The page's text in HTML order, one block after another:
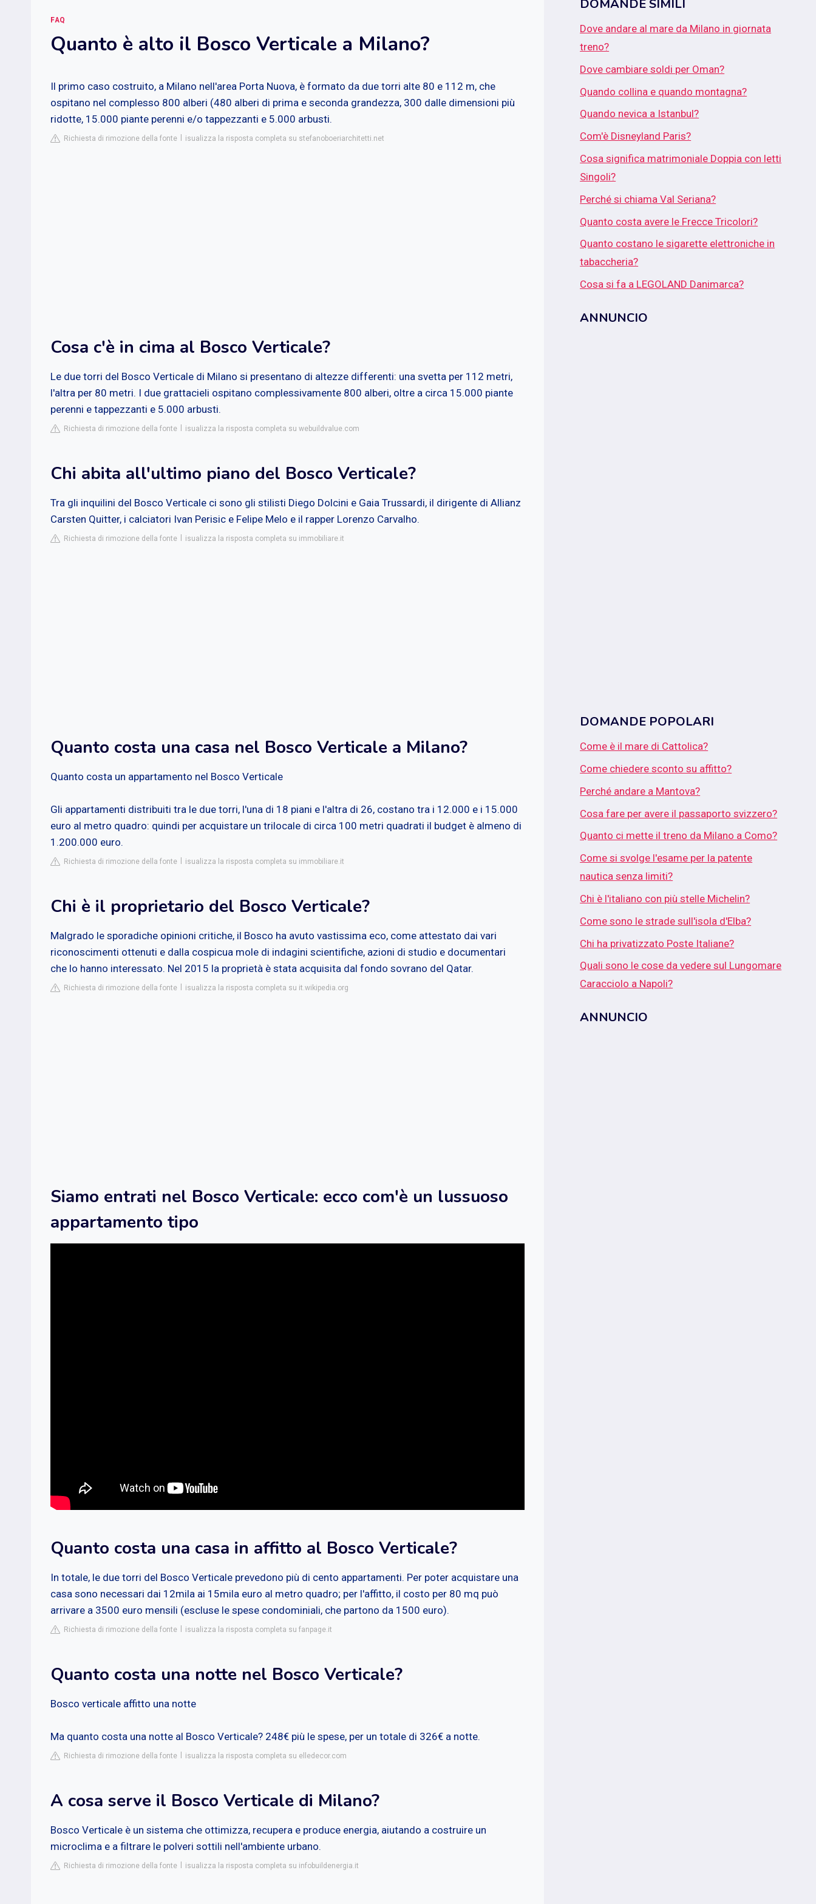
FAQ
Quanto è alto il Bosco Verticale a Milano?
Il primo caso costruito, a Milano nell'area Porta Nuova, è formato da due torri alte 80 e 112 m, che
ospitano nel complesso 800 alberi (480 alberi di prima e seconda grandezza, 300 dalle dimensioni più
ridotte, 15.000 piante perenni e/o tappezzanti e 5.000 arbusti.
Richiesta di rimozione della fonte isualizza la risposta completa su stefanoboeriarchitetti.net
Cosa c'è in cima al Bosco Verticale?
Le due torri del Bosco Verticale di Milano si presentano di altezze differenti: una svetta per 112 metri,
l'altra per 80 metri. I due grattacieli ospitano complessivamente 800 alberi, oltre a circa 15.000 piante
perenni e tappezzanti e 5.000 arbusti.
Richiesta di rimozione della fonte isualizza la risposta completa su webuildvalue.com
Chi abita all'ultimo piano del Bosco Verticale?
Tra gli inquilini del Bosco Verticale ci sono gli stilisti Diego Dolcini e Gaia Trussardi, il dirigente di Allianz
Carsten Quitter, i calciatori Ivan Perisic e Felipe Melo e il rapper Lorenzo Carvalho.
Richiesta di rimozione della fonte isualizza la risposta completa su immobiliare.it
Quanto costa una casa nel Bosco Verticale a Milano?
Quanto costa un appartamento nel Bosco Verticale
Gli appartamenti distribuiti tra le due torri, l'una di 18 piani e l'altra di 26, costano tra i 12.000 e i 15.000
euro al metro quadro: quindi per acquistare un trilocale di circa 100 metri quadrati il budget è almeno di
1.200.000 euro.
Richiesta di rimozione della fonte isualizza la risposta completa su immobiliare.it
Chi è il proprietario del Bosco Verticale?
Malgrado le sporadiche opinioni critiche, il Bosco ha avuto vastissima eco, come attestato dai vari
riconoscimenti ottenuti e dalla cospicua mole di indagini scientifiche, azioni di studio e documentari
che lo hanno interessato. Nel 2015 la proprietà è stata acquisita dal fondo sovrano del Qatar.
Richiesta di rimozione della fonte isualizza la risposta completa su it.wikipedia.org
Siamo entrati nel Bosco Verticale: ecco com'è un lussuoso
appartamento tipo
Quanto costa una casa in affitto al Bosco Verticale?
In totale, le due torri del Bosco Verticale prevedono più di cento appartamenti. Per poter acquistare una
casa sono necessari dai 12mila ai 15mila euro al metro quadro; per l'affitto, il costo per 80 mq può
arrivare a 3500 euro mensili (escluse le spese condominiali, che partono da 1500 euro).
Richiesta di rimozione della fonte isualizza la risposta completa su fanpage.it
Quanto costa una notte nel Bosco Verticale?
Bosco verticale affitto una notte
Ma quanto costa una notte al Bosco Verticale? 248€ più le spese, per un totale di 326€ a notte.
Richiesta di rimozione della fonte isualizza la risposta completa su elledecor.com
A cosa serve il Bosco Verticale di Milano?
Bosco Verticale è un sistema che ottimizza, recupera e produce energia, aiutando a costruire un
microclima e a filtrare le polveri sottili nell'ambiente urbano.
Richiesta di rimozione della fonte isualizza la risposta completa su infobuildenergia.it
DOMANDE SIMILI
Dove andare al mare da Milano in giornata
treno?
Dove cambiare soldi per Oman?
Quando collina e quando montagna?
Quando nevica a Istanbul?
Com'è Disneyland Paris?
Cosa significa matrimoniale Doppia con letti
Singoli?
Perché si chiama Val Seriana?
Quanto costa avere le Frecce Tricolori?
Quanto costano le sigarette elettroniche in
tabaccheria?
Cosa si fa a LEGOLAND Danimarca?
ANNUNCIO
DOMANDE POPOLARI
Come è il mare di Cattolica?
Come chiedere sconto su affitto?
Perché andare a Mantova?
Cosa fare per avere il passaporto svizzero?
Quanto ci mette il treno da Milano a Como?
Come si svolge l'esame per la patente
nautica senza limiti?
Chi è l'italiano con più stelle Michelin?
Come sono le strade sull'isola d'Elba?
Chi ha privatizzato Poste Italiane?
Quali sono le cose da vedere sul Lungomare
Caracciolo a Napoli?
ANNUNCIO